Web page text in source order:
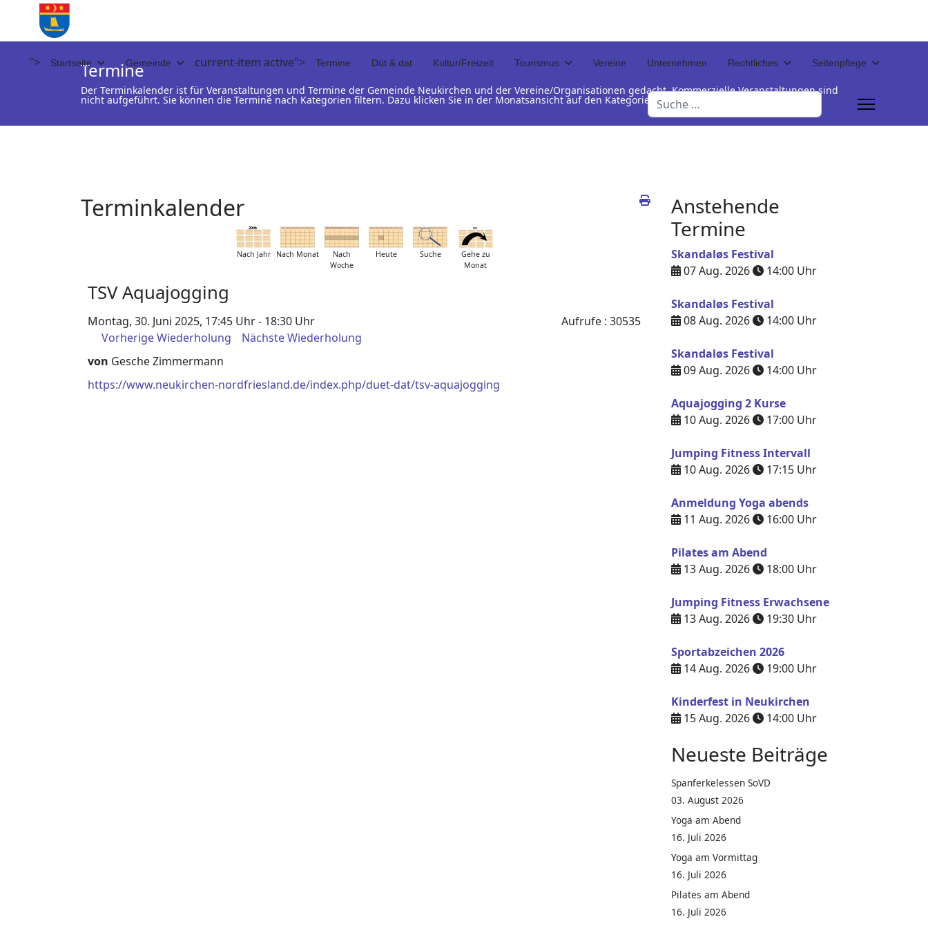
"> Startseite Gemeinde current-item active"> Termine Düt & dat Kultur/Freizeit Tourismus Vereine Unternehmen Rechtliches Seitenpflege
Suchen
Termine
Der Terminkalender ist für Veranstaltungen und Termine der Gemeinde Neukirchen und der Vereine/Organisationen gedacht. Kommerzielle Veranstaltungen sind
nicht aufgeführt. Sie können die Termine nach Kategorien filtern. Dazu klicken Sie in der Monatsansicht auf den Kategorienamen unterhalb der Termintabelle
Terminkalender
Nach Jahr Nach Monat
Nach
Woche
Heute Suche
Gehe zu
Monat
TSV Aquajogging
Montag, 30. Juni 2025, 17:45 Uhr - 18:30 Uhr
Vorherige Wiederholung
Nächste Wiederholung
Aufrufe: 30535
von Gesche Zimmermann
https://www.neukirchen-nordfriesland.de/index.php/duet-dat/tsv-aquajogging
Anstehende
Termine
Skandaløs Festival
07 Aug. 2026
14:00 Uhr
Skandaløs Festival
08 Aug. 2026
14:00 Uhr
Skandaløs Festival
09 Aug. 2026
14:00 Uhr
Aquajogging 2 Kurse
10 Aug. 2026
17:00 Uhr
Jumping Fitness Intervall
10 Aug. 2026
17:15 Uhr
Anmeldung Yoga abends
11 Aug. 2026
16:00 Uhr
Pilates am Abend
13 Aug. 2026
18:00 Uhr
Jumping Fitness Erwachsene
13 Aug. 2026
19:30 Uhr
Sportabzeichen 2026
14 Aug. 2026
19:00 Uhr
Kinderfest in Neukirchen
15 Aug. 2026
14:00 Uhr
Neueste Beiträge
Spanferkelessen SoVD
03. August 2026
Yoga am Abend
16. Juli 2026
Yoga am Vormittag
16. Juli 2026
Pilates am Abend
16. Juli 2026